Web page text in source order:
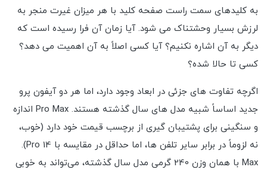
به کلیدهای سمت راست صفحه کلید با هر میزان غیرت منجر به
لرزش بسیار وحشتناک می شود. آیا زمان آن فرا رسیده است که
دیگر به آن اشاره نکنیم؟ آیا کسی اصلاً به آن اهمیت می دهد؟
کسی تا حالا شده؟
اگرچه تفاوت های جزئی در ابعاد وجود دارد، اما هر دو آیفون پرو
جدید اساساً شبیه مدل های سال گذشته هستند. Pro Max اندازه
و سنگینی برای پشتیبان گیری از برچسب قیمت خود دارد (خوب،
نه لزوماً در برابر سایر تلفن ها، اما حداقل در مقایسه با 14 Pro).
Max با همان وزن 240 گرمی مدل سال گذشته، می‌تواند به خوبی